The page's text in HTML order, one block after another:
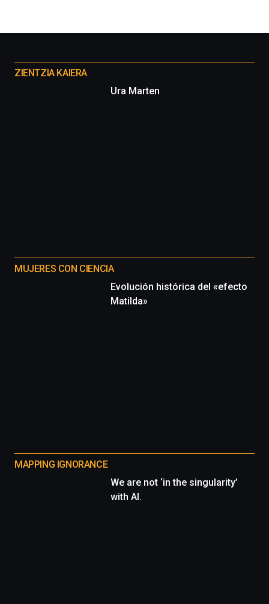
proyectos
ZIENTZIA KAIERA
Ura Marten
MUJERES CON CIENCIA
Evolución histórica del «efecto
Matilda»
MAPPING IGNORANCE
We are not ‘in the singularity’
with AI.